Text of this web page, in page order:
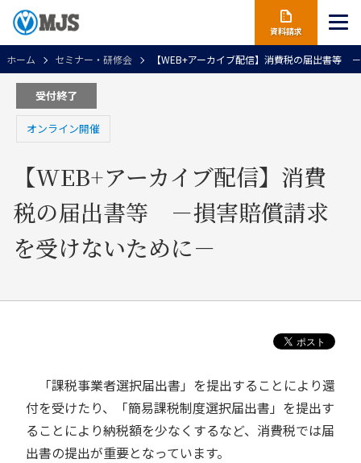
資料請求
ホーム セミナー・研修会 【WEB+アーカイブ配信】消費税の届出書等
受付終了
オンライン開催
【WEB+アーカイブ配信】消費
税の届出書等 －損害賠償請求
を受けないために－
「課税事業者選択届出書」を提出することにより還
付を受けたり、「簡易課税制度選択届出書」を提出す
ることにより納税額を少なくするなど、消費税では届
出書の提出が重要となっています。